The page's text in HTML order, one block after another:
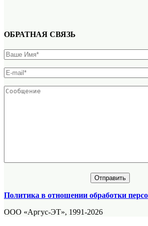
ОБРАТНАЯ СВЯЗЬ
Политика в отношении обработки
ООО «Аргус-ЭТ», 1991-2026